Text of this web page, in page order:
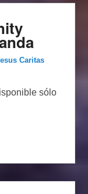
Caritas
sólo